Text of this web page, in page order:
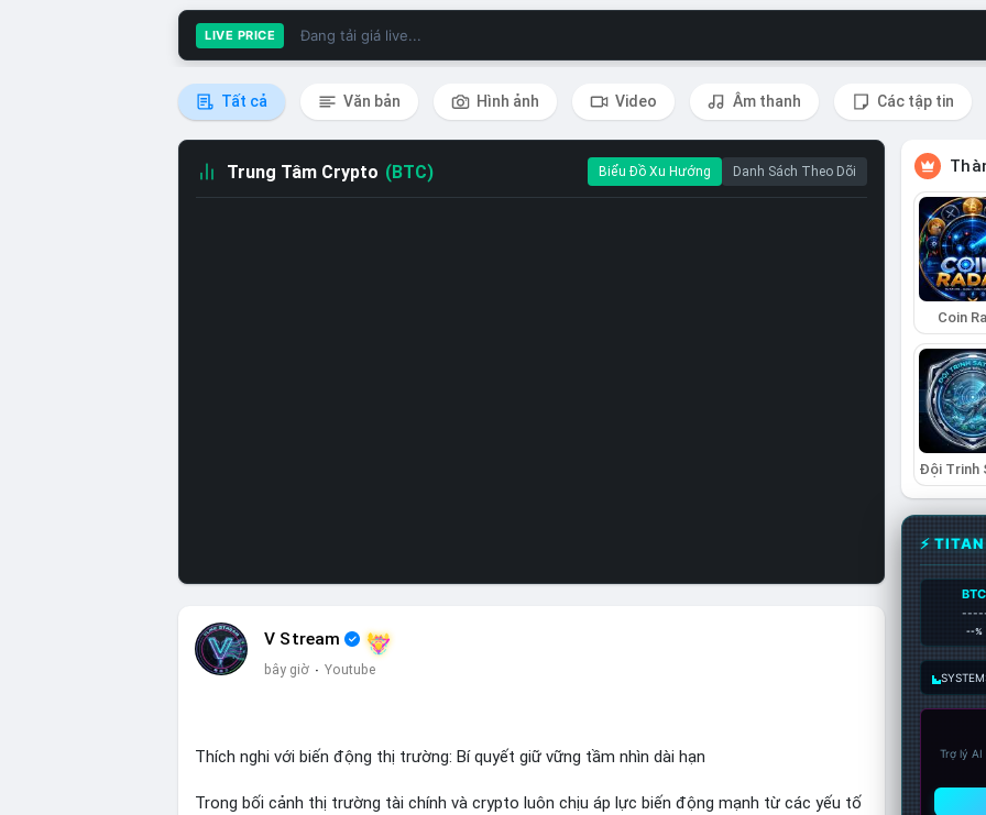
LIVE PRICE Đang tải giá live...
Tất cả Văn bản Hình ảnh Video Âm thanh Các tập tin
Trung Tâm Crypto (BTC) Biểu Đồ Xu Hướng Danh Sách Theo Dõi
V Stream
bây giờ · Youtube
Thích nghi với biến động thị trường: Bí quyết giữ vững tầm nhìn dài hạn
Trong bối cảnh thị trường tài chính và crypto luôn chịu áp lực biến động mạnh từ các yếu tố
Coin
⚡
BTC
--%
Trợ lý